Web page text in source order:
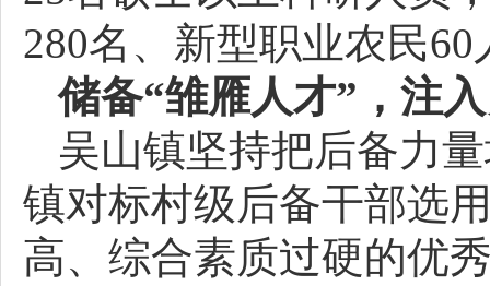
280名、新型职业农民
储备“雏雁人才”，注
吴山镇坚持把后备力
镇对标村级后备干部选
高、综合素质过硬的优